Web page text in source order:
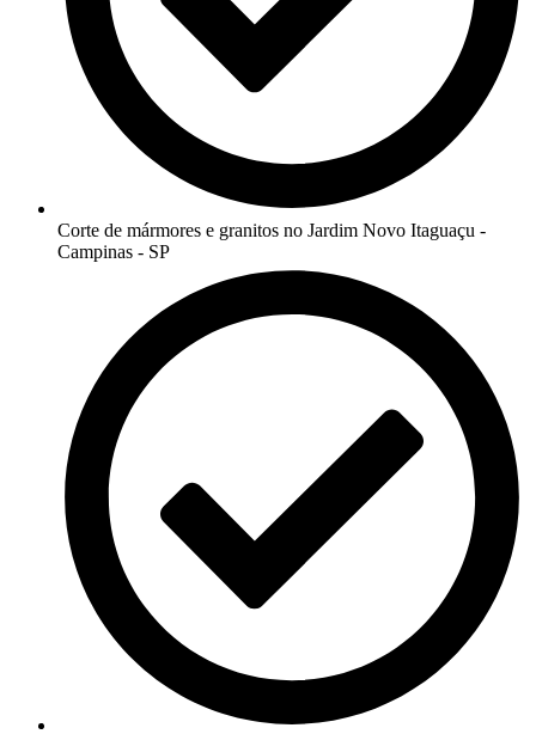
Corte de mármores e granitos no Jardim Novo Itaguaçu -
Campinas - SP